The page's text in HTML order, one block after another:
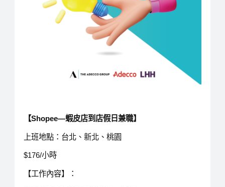
【Shopee—蝦皮店到店假日兼職】
上班地點：台北、新北、桃園
$176/小時
【工作內容】：